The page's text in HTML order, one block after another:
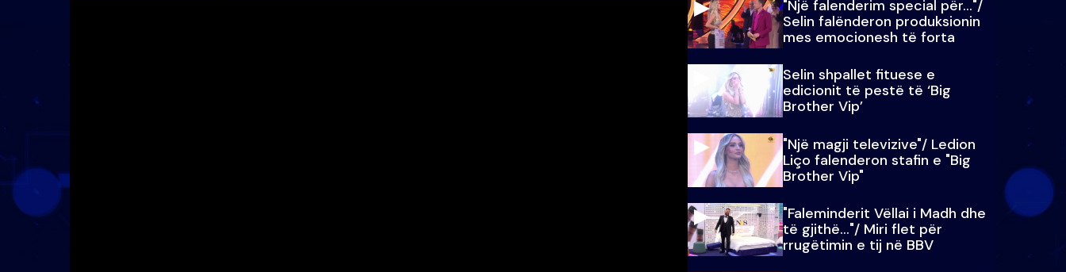
"Një falenderim special për…"/
Selin falënderon produksionin
mes emocionesh të forta
Selin shpallet fituese e
edicionit të pestë të ‘Big
Brother Vip’
"Një magji televizive"/ Ledion
Liço falenderon stafin e "Big
Brother Vip"
"Faleminderit Vëllai i Madh dhe
të gjithë…"/ Miri flet për
rrugëtimin e tij në BBV